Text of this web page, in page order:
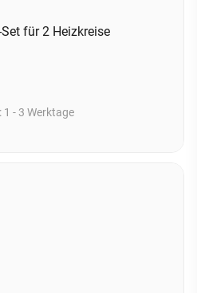
für 2 Heizkreise
1 - 3 Werktage